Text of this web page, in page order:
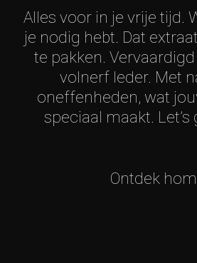
Alles voor in je vrije tijd.
je nodig hebt. Dat
te pakken.
volnerf leder. Met
oneffenheden, wat
speciaal maakt. Let’s
Ontdek